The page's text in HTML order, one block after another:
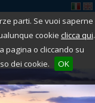
parti. Se vuoi saperne
cookie clicca qui.
pagina o cliccando su
dei cookie.
OK